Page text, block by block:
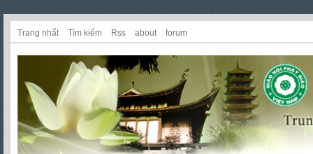
Trang nhất Tìm kiếm Rss about forum